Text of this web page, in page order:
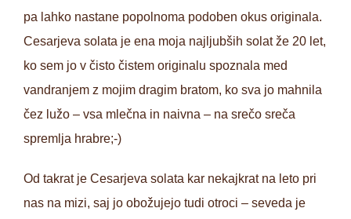
pa lahko nastane popolnoma podoben okus originala.
Cesarjeva solata je ena moja najljubših solat že 20 let,
ko sem jo v čisto čistem originalu spoznala med
vandranjem z mojim dragim bratom, ko sva jo mahnila
čez lužo – vsa mlečna in naivna – na srečo sreča
spremlja hrabre;-)
Od takrat je Cesarjeva solata kar nekajkrat na leto pri
nas na mizi, saj jo obožujejo tudi otroci – seveda je